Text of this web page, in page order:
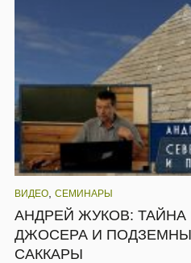
ВИДЕО СЕМИНАРЫ
АНДРЕЙ ЖУКОВ:
ДЖОСЕРА И
САККАРЫ